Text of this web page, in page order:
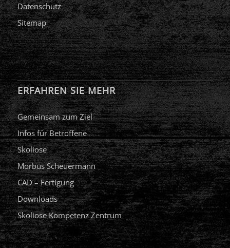
Datenschutz
Sitemap
ERFAHREN SIE MEHR
Gemeinsam zum Ziel
Infos für Betroffene
Skoliose
Morbus Scheuermann
CAD – Fertigung
Downloads
Skoliose Kompetenz Zentrum